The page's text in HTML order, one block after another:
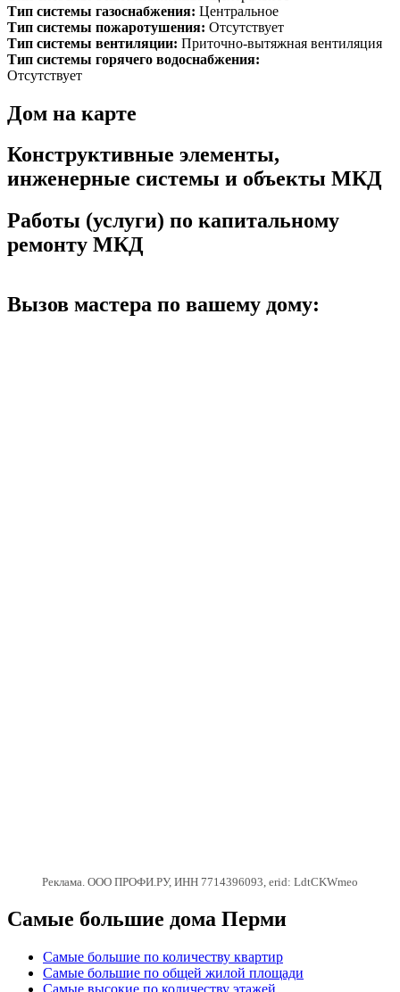
Тип системы газоснабжения: Центральное
Тип системы пожаротушения: Отсутствует
Тип системы вентиляции: Приточно-вытяжная вентиляция
Тип системы горячего водоснабжения:
Отсутствует
Дом на карте
Конструктивные элементы,
инженерные системы и объекты МКД
Работы (услуги) по капитальному
ремонту МКД
Вызов мастера по вашему дому:
Реклама. ООО ПРОФИ.РУ, ИНН 7714396093, erid: LdtCKWmeo
Самые большие дома Перми
Самые большие по количеству квартир
Самые большие по общей жилой площади
Самые высокие по количеству этажей